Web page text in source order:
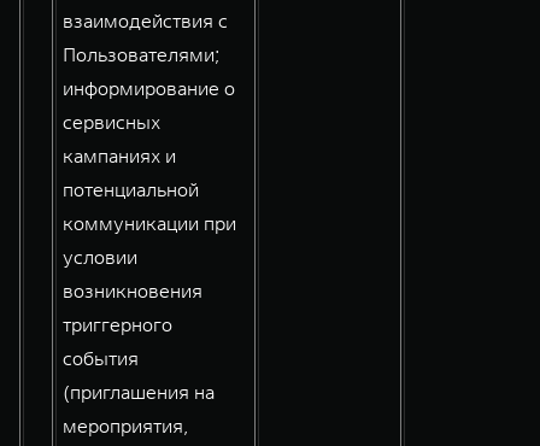
взаимодействия с
Пользователями;
информирование о
сервисных
кампаниях и
потенциальной
коммуникации при
условии
возникновения
триггерного
события
(приглашения на
мероприятия,